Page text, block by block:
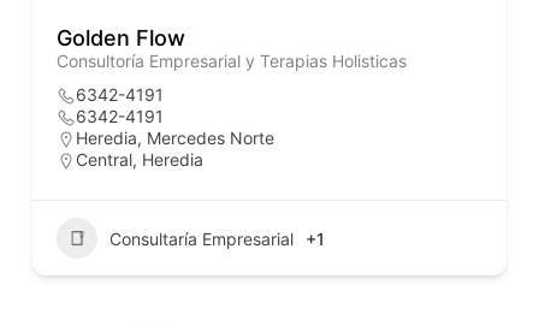
Golden Flow
Consultoría Empresarial y Terapias Holisticas
6342-4191
6342-4191
Heredia, Mercedes Norte
Central, Heredia
Consultaría Empresarial +1